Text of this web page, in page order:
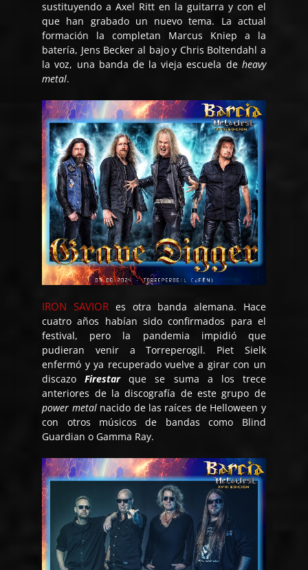
sustituyendo a Axel Ritt en la guitarra y con el
que han grabado un nuevo tema. La actual
formación la completan Marcus Kniep a la
batería, Jens Becker al bajo y Chris Boltendahl a
la voz, una banda de la vieja escuela de heavy
metal.
IRON SAVIORes otra banda alemana. Hace
cuatro años habían sido confirmados para el
festival, pero la pandemia impidió que
pudieran venir a Torreperogil. Piet Sielk
enfermó y ya recuperado vuelve a girar con un
discazoFirestarque se suma a los trece
anteriores de la discografía de este grupo de
power metalnacido de las raíces de Helloween y
con otros músicos de bandas como Blind
Guardian o Gamma Ray.